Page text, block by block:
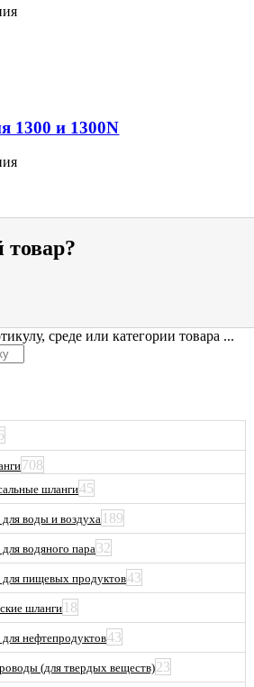
1300 и 1300N
среде или категории товара ...
708
шланги45
воды и воздуха 189
водяного пара32
пищевых продуктов43
шланги 18
нефтепродуктов43
(для твердых веществ)23